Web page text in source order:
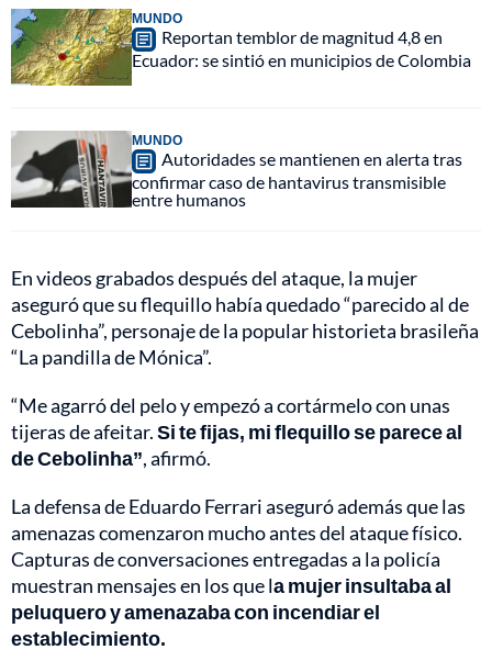
MUNDO
Reportan temblor de magnitud 4,8 en
Ecuador: se sintió en municipios de Colombia
MUNDO
Autoridades se mantienen en alerta tras
confirmar caso de hantavirus transmisible
entre humanos
En videos grabados después del ataque, la mujer
aseguró que su flequillo había quedado “parecido al de
Cebolinha”, personaje de la popular historieta brasileña
“La pandilla de Mónica”.
“Me agarró del pelo y empezó a cortármelo con unas
tijeras de afeitar.Si te fijas, mi flequillo se parece al
de Cebolinha”, afirmó.
La defensa de Eduardo Ferrari aseguró además que las
amenazas comenzaron mucho antes del ataque físico.
Capturas de conversaciones entregadas a la policía
muestran mensajes en los que la mujer insultaba al
peluquero y amenazaba con incendiar el
establecimiento.